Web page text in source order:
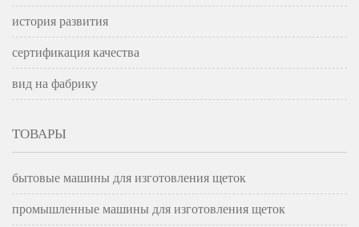
история развития
сертификация качества
вид на фабрику
ТОВАРЫ
бытовые машины для изготовления щеток
промышленные машины для изготовления щеток